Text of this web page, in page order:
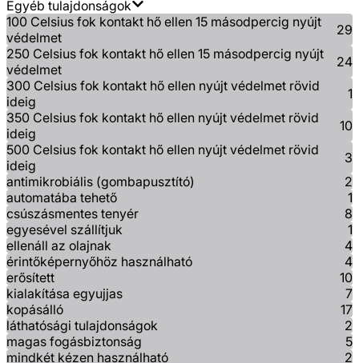
Egyéb tulajdonságok
100 Celsius fok kontakt hő ellen 15 másodpercig nyújt
védelmet
29
250 Celsius fok kontakt hő ellen 15 másodpercig nyújt
védelmet
24
300 Celsius fok kontakt hő ellen nyújt védelmet rövid
ideig
1
350 Celsius fok kontakt hő ellen nyújt védelmet rövid
ideig
10
500 Celsius fok kontakt hő ellen nyújt védelmet rövid
ideig
3
antimikrobiális (gombapusztító)
2
automatába tehető
1
csúszásmentes tenyér
8
egyesével szállítjuk
1
ellenáll az olajnak
4
érintőképernyőhöz használható
4
erősített
10
kialakítása egyujjas
7
kopásálló
17
láthatósági tulajdonságok
2
magas fogásbiztonság
5
mindkét kézen használható
2